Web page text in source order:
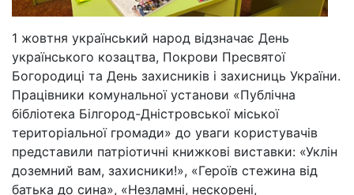
1 жовтня український народ відзначає День
українського козацтва, Покрови Пресвятої
Богородиці та День захисників і захисниць України.
Працівники комунальної установи «Публічна
бібліотека Білгород-Дністровської міської
територіальної громади» до уваги користувачів
представили патріотичні книжкові виставки: «Уклін
доземний вам, захисники!», «Героїв стежина від
батька до сина», «Незламні, нескорені,